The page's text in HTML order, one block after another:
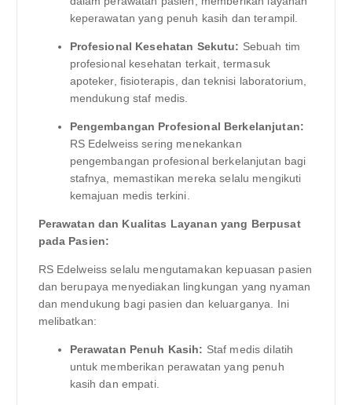
keperawatan yang penuh kasih dan terampil.
Profesional Kesehatan Sekutu: Sebuah tim
profesional kesehatan terkait, termasuk
apoteker, fisioterapis, dan teknisi laboratorium,
mendukung staf medis.
Pengembangan Profesional Berkelanjutan:
RS Edelweiss sering menekankan
pengembangan profesional berkelanjutan bagi
stafnya, memastikan mereka selalu mengikuti
kemajuan medis terkini.
Perawatan dan Kualitas Layanan yang Berpusat
pada Pasien:
RS Edelweiss selalu mengutamakan kepuasan pasien
dan berupaya menyediakan lingkungan yang nyaman
dan mendukung bagi pasien dan keluarganya. Ini
melibatkan:
Perawatan Penuh Kasih: Staf medis dilatih
untuk memberikan perawatan yang penuh
kasih dan empati.